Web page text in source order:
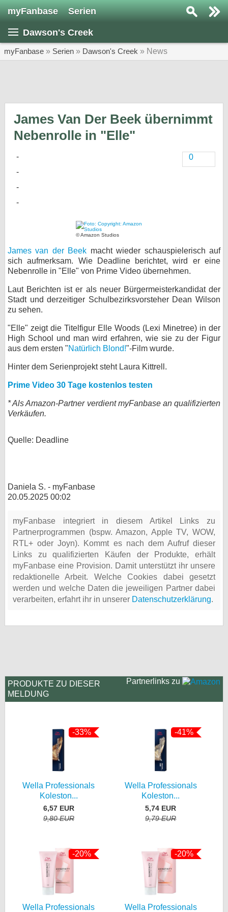
myFanbase Serien
Dawson's Creek
myFanbase » Serien » Dawson's Creek » News
James Van Der Beek übernimmt
Nebenrolle in "Elle"
0
© Amazon Studios
James van der Beek macht wieder schauspielerisch auf
sich aufmerksam. Wie Deadline berichtet, wird er eine
Nebenrolle in "Elle" von Prime Video übernehmen.
Laut Berichten ist er als neuer Bürgermeisterkandidat der
Stadt und derzeitiger Schulbezirksvorsteher Dean Wilson
zu sehen.
"Elle" zeigt die Titelfigur Elle Woods (Lexi Minetree) in der
High School und man wird erfahren, wie sie zu der Figur
aus dem ersten "Natürlich Blond!"-Film wurde.
Hinter dem Serienprojekt steht Laura Kittrell.
Prime Video 30 Tage kostenlos testen
* Als Amazon-Partner verdient myFanbase an qualifizierten
Verkäufen.
Quelle: Deadline
Daniela S. - myFanbase
20.05.2025 00:02
myFanbase integriert in diesem Artikel Links zu
Partnerprogrammen (bspw. Amazon, Apple TV, WOW,
RTL+ oder Joyn). Kommt es nach dem Aufruf dieser
Links zu qualifizierten Käufen der Produkte, erhält
myFanbase eine Provision. Damit unterstützt ihr unsere
redaktionelle Arbeit. Welche Cookies dabei gesetzt
werden und welche Daten die jeweiligen Partner dabei
verarbeiten, erfahrt ihr in unserer Datenschutzerklärung.
Partnerlinks zu
PRODUKTE ZU DIESER
MELDUNG
-33%
Wella Professionals
Koleston...
6,57 EUR
9,80 EUR
-41%
Wella Professionals
Koleston...
5,74 EUR
9,79 EUR
-20%
Wella Professionals
-20%
Wella Professionals
SERIEN
Veranstaltungen
Forum
bei Facebook
Kontakt
Datenschutz
Cookie-Einstellungen
Impressum
Desktop-Ansicht